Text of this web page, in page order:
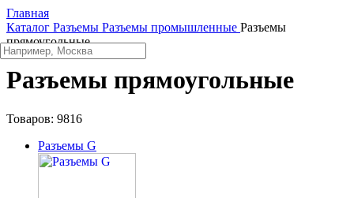
Главная
Каталог Разъeмы Разъeмы промышленные Разъeмы
прямоугольные
Разъeмы прямоугольные
Товаров: 9816
Разъeмы G